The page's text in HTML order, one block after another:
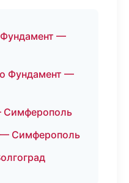
—
Фундамент —
Симферополь
Симферополь